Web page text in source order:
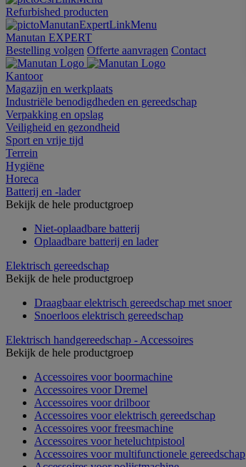
Refurbished producten
Manutan EXPERT
Bestelling volgen Offerte aanvragen Contact
Kantoor
Magazijn en werkplaats
Industriële benodigdheden en gereedschap
Verpakking en opslag
Veiligheid en gezondheid
Sport en vrije tijd
Terrein
Hygiëne
Horeca
Batterij en -lader
Bekijk de hele productgroep
Niet-oplaadbare batterij
Oplaadbare batterij en lader
Elektrisch gereedschap
Bekijk de hele productgroep
Draagbaar elektrisch gereedschap met snoer
Snoerloos elektrisch gereedschap
Elektrisch handgereedschap - Accessoires
Bekijk de hele productgroep
Accessoires voor boormachine
Accessoires voor Dremel
Accessoires voor drilboor
Accessoires voor elektrisch gereedschap
Accessoires voor freesmachine
Accessoires voor heteluchtpistool
Accessoires voor multifunctionele gereedschap